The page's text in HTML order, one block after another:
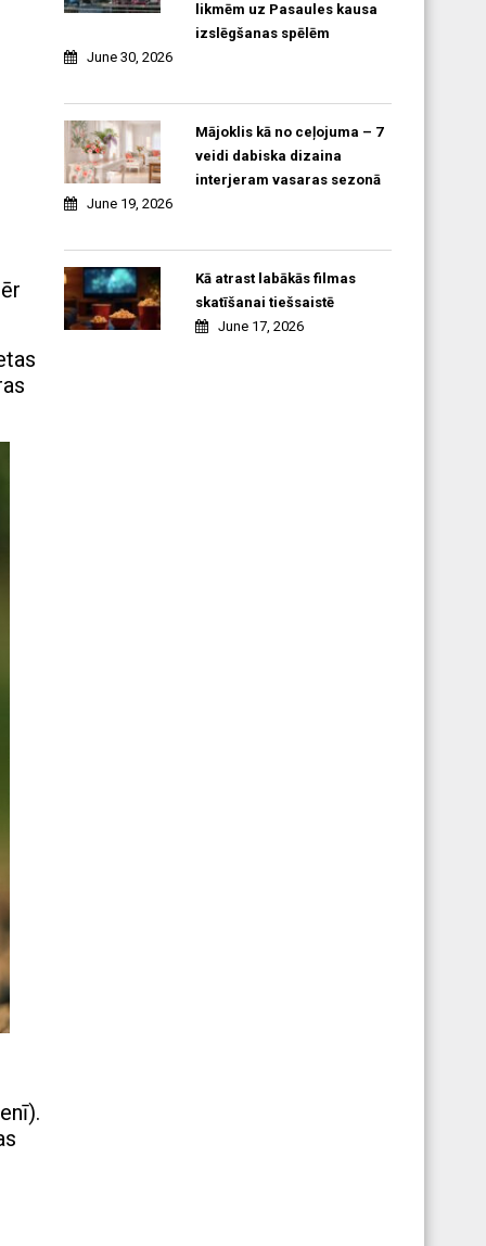
likmēm uz Pasaules kausa
izslēgšanas spēlēm
June 30, 2026
Mājoklis kā no ceļojuma – 7
veidi dabiska dizaina
interjeram vasaras sezonā
June 19, 2026
Kā atrast labākās filmas
skatīšanai tiešsaistē
June 17, 2026